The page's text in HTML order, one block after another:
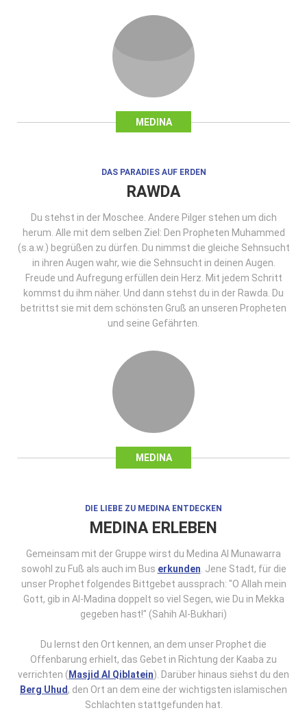
MEDINA
MEDINA
DAS PARADIES AUF ERDEN
RAWDA
Du stehst in der Moschee. Andere Pilger stehen um dich
herum. Alle mit dem selben Ziel: Den Propheten Muhammed
(s.a.w.) begrüßen zu dürfen. Du nimmst die gleiche Sehnsucht
in ihren Augen wahr, wie die Sehnsucht in deinen Augen.
Freude und Aufregung erfüllen dein Herz. Mit jedem Schritt
kommst du ihm näher. Und dann stehst du in der Rawda. Du
betrittst sie mit dem schönsten Gruß an unseren Propheten
und seine Gefährten.
DIE LIEBE ZU MEDINA ENTDECKEN
MEDINA ERLEBEN
Gemeinsam mit der Gruppe wirst du Medina Al Munawarra
sowohl zu Fuß als auch im Bus erkunden. Jene Stadt, für die
unser Prophet folgendes Bittgebet aussprach: "O Allah mein
Gott, gib in Al-Madina doppelt so viel Segen, wie Du in Mekka
gegeben hast!" (Sahih Al-Bukhari)
Du lernst den Ort kennen, an dem unser Prophet die
Offenbarung erhielt, das Gebet in Richtung der Kaaba zu
verrichten ( Masjid Al Qiblatein). Darüber hinaus siehst du den
Berg Uhud, den Ort an dem eine der wichtigsten islamischen
Schlachten stattgefunden hat.